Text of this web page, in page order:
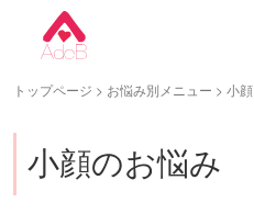
トップページ > お悩み別メニュー > 小顔
小顔のお悩み